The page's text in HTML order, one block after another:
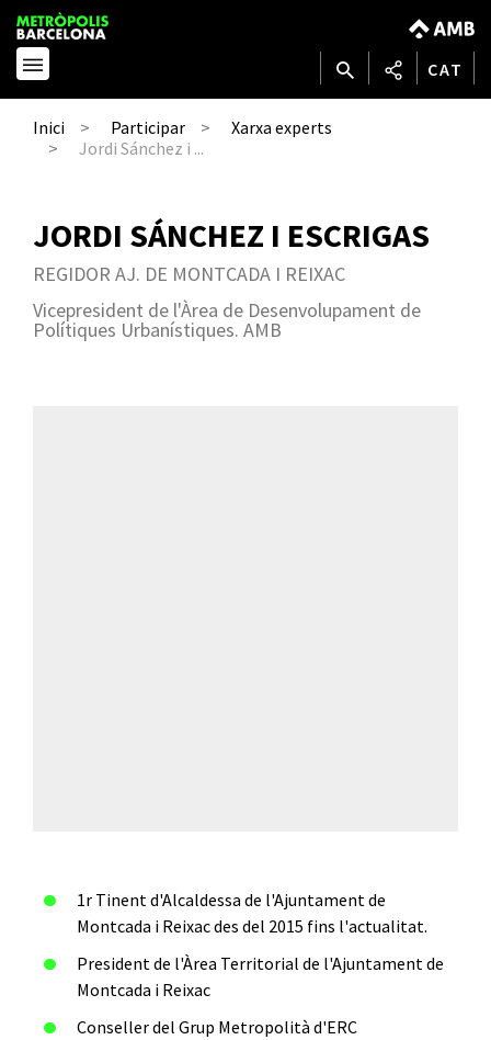
CAT
Inici Participar
Xarxa experts
Jordi Sánchez i ...
JORDI SÁNCHEZ I ESCRIGAS
REGIDOR AJ. DE MONTCADA I REIXAC
Vicepresident de l'Àrea de Desenvolupament de
Polítiques Urbanístiques. AMB
1r Tinent d'Alcaldessa de l'Ajuntament de
Montcada i Reixac des del 2015 fins l'actualitat.
President de l'Àrea Territorial de l'Ajuntament de
Montcada i Reixac
Conseller del Grup Metropolità d'ERC